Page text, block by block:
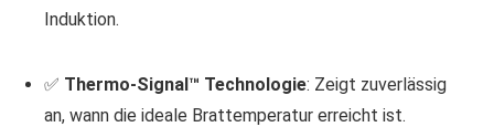
Induktion.
✅ Thermo-Signal™ Technologie: Zeigt zuverlässig
an, wann die ideale Brattemperatur erreicht ist.